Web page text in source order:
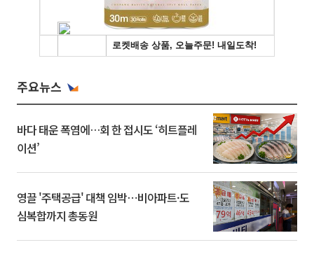
주요뉴스
바다 태운 폭염에…회 한 접시도 ‘히트플레
이션’
영끌 '주택공급' 대책 임박⋯비아파트·도
심복합까지 총동원